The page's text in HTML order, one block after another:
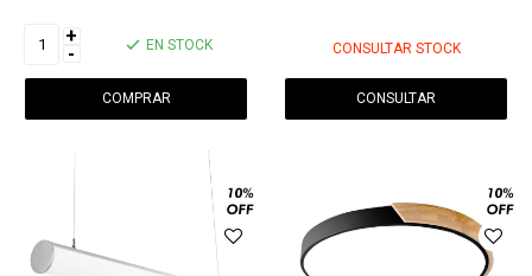
+
- EN STOCK CONSULTAR STOCK
CONSULTAR